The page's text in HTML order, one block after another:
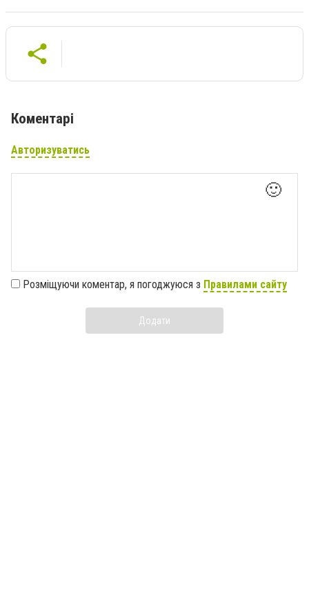
Коментарі
Авторизуватись
🙂
Розміщуючи коментар, я погоджуюся з Правилами сайту
Додати